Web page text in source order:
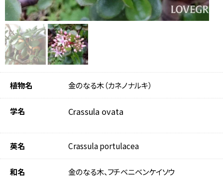
植物名 金のなる木（カネノナルキ）
学名 Crassula ovata
英名 Crassula portulacea
和名 金のなる木、フチベニベンケイソウ